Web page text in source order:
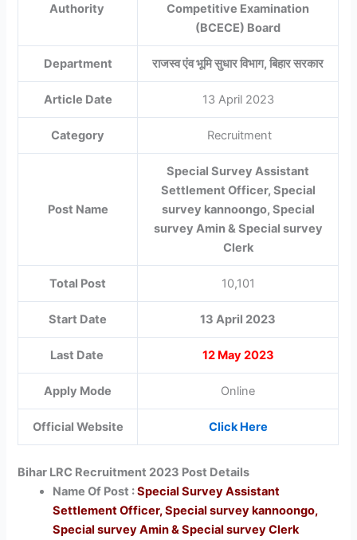
Authority
Competitive Examination
(BCECE) Board
Department राजस्व एंव भूमि सुधार विभाग, बिहार सरकार
Article Date 13 April 2023
Category Recruitment
Post Name
Special Survey Assistant
Settlement Officer, Special
survey kannoongo, Special
survey Amin & Special survey
Clerk
Total Post 10,101
Start Date 13 April 2023
Last Date 12 May 2023
Apply Mode Online
Official Website Click Here
Bihar LRC Recruitment 2023 Post Details
Name Of Post :Special Survey Assistant
Settlement Officer, Special survey kannoongo,
Special survey Amin & Special survey Clerk